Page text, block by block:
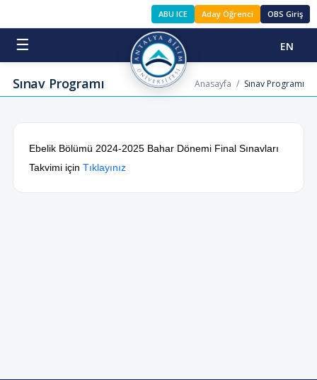
ABU ICE Aday Öğrenci OBS Giriş
☰ EN
Sınav Programı Anasayfa / Sınav Programı
Ebelik Bölümü 2024-2025 Bahar Dönemi Final Sınavları
Takvimi için Tıklayınız